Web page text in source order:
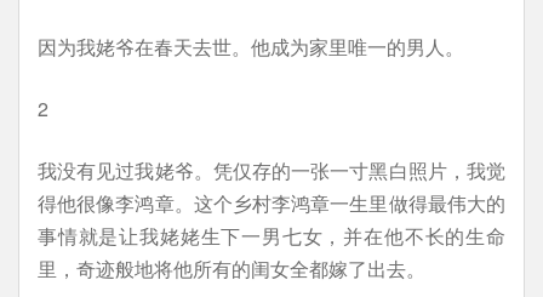
因为我姥爷在春天去世。他成为家里唯一的男人。
2
我没有见过我姥爷。凭仅存的一张一寸黑白照片，我觉
得他很像李鸿章。这个乡村李鸿章一生里做得最伟大的
事情就是让我姥姥生下一男七女，并在他不长的生命
里，奇迹般地将他所有的闺女全都嫁了出去。